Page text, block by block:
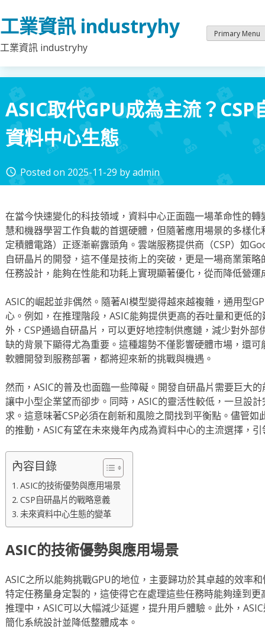
to
content
工業資訊 industryhy
工業資訊 industryhy
Primary Menu
ASIC取代GPU成為主流？
資料中心生態
access_time Posted on 2025-11-29 byadmin
在當今快速變化的科技領域，資料中心正面臨一場革命性的
慧和機器學習工作負載的首選硬體，但隨著應用場景的多樣
定積體電路）正逐漸嶄露頭角。雲端服務提供商（CSP）如
自研晶片的開發，這不僅是技術上的突破，更是一場商業策
任務設計，能夠在性能和功耗上實現顯著優化，從而降低營
ASIC的崛起並非偶然。隨著AI模型變得越來越複雜，通用型
心。例如，在推理階段，ASIC能夠提供更高的吞吐量和更低
外，CSP通過自研晶片，可以更好地控制供應鏈，減少對外
缺的背景下顯得尤為重要。這種趨勢不僅影響硬體市場，還
軟體開發到服務部署，都將迎來新的挑戰與機遇。
然而，ASIC的普及也面臨一些障礙。開發自研晶片需要巨大
讓中小型企業望而卻步。同時，ASIC的靈活性較低，一旦設
求。這意味著CSP必須在創新和風險之間找到平衡點。儘管
的推動，ASIC有望在未來幾年內成為資料中心的主流選擇，
內容目錄
ASIC的技術優勢與應用場景
CSP自研晶片的戰略意義
未來資料中心生態的變革
ASIC的技術優勢與應用場景
ASIC之所以能夠挑戰GPU的地位，主要歸功於其卓越的效率
特定任務量身定製的，這使得它在處理這些任務時能夠達到
推理中，ASIC可以大幅減少延遲，提升用戶體驗。此外，
簡化系統設計並降低整體成本。